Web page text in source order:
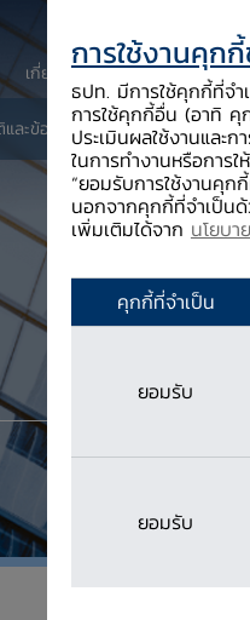
ละข้อมูลเผยแพร่ บริการจาก ธป
เกี่ยวกับ ธปท. ติดต่อเรา
การใช้งานคุก
ธปท. มีการใช้คุกกี้ที่จำ
การใช้คุกกี้อื่น (อาทิ คุ
ประเมินผลใช้งานและ
ในการทำงานหรือการ
“ยอมรับการใช้งานคุก
นอกจากคุกกี้ที่จำเป็น
เพิ่มเติมได้จาก นโยบ
คุกกี้ที่จำเป็น
ยอมรับ
ยอมรับ